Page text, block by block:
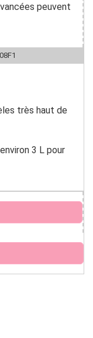
peuvent
très haut de
3 L pour